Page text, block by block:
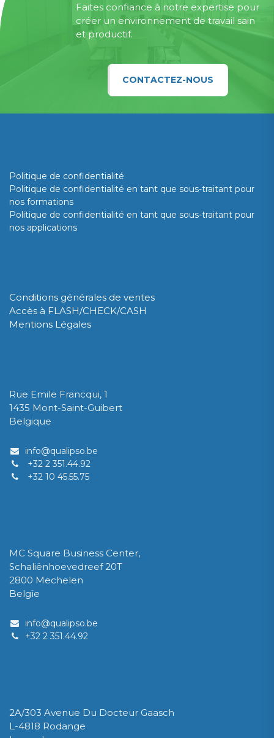
Faites confiance à notre expertise pour
créer un environnement de travail sain
et productif.
CONTACTEZ-NOUS
Politique de confidentialité
Politique de confidentialité en tant que sous-traitant pour
nos formations
Politique de confidentialité en tant que sous-traitant pour
nos applications
Conditions générales de ventes
Accès à FLASH/CHECK/CASH
Mentions Légales
Rue Emile Francqui, 1
1435 Mont-Saint-Guibert
Belgique
info@qualipso.be
+32 2 351.44.92
+32 10 45.55.75
MC Square Business Center,
Schaliënhoevedreef 20T
2800 Mechelen
Belgïe
info@qualipso.be​
​+32 2 351.44.92
2A/303 Avenue Du Docteur Gaasch
L-4818 Rodange